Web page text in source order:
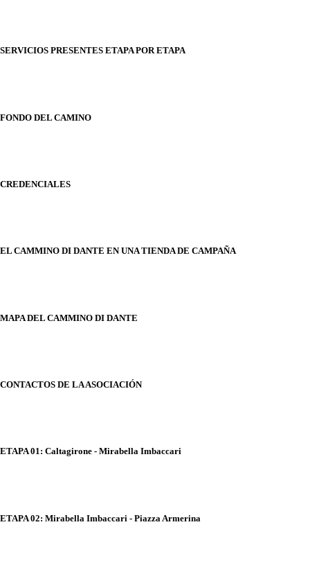
SERVICIOS PRESENTES ETAPA POR ETAPA
FONDO DEL CAMINO
CREDENCIALES
EL CAMMINO DI DANTE EN UNA TIENDA DE CAMPAÑA
MAPA DEL CAMMINO DI DANTE
CONTACTOS DE LA ASOCIACIÓN
ETAPA 01: Caltagirone - Mirabella Imbaccari
ETAPA 02: Mirabella Imbaccari - Piazza Armerina